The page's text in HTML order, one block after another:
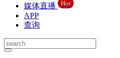
媒体直播
Hot
APP
查询